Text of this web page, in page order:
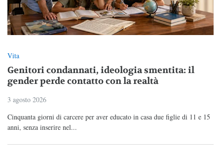
Vita
Genitori condannati, ideologia smentita: il
gender perde contatto con la realtà
3 agosto 2026
Cinquanta giorni di carcere per aver educato in casa due figlie di 11 e 15
anni, senza inserire nel...